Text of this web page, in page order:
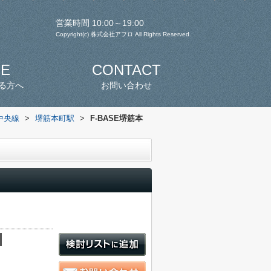
営業時間 10:00～19:00
Copyright(c) 株式会社アフロ All Rights Reserved.
方へ
CONTACT
お問い合わせ
央線 > 堺筋本町駅 > F-BASE堺筋本